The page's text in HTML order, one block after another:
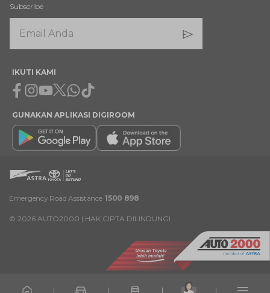
Subscribe
IKUTI KAMI
Facebook
Instagram
Youtube
X Whatsapp
Tiktok
GUNAKAN APLIKASI DIGIROOM
Emergency Road Assistance 1500 898
© 2026 AUTO2000 | HAK CIPTA DILINDUNGI